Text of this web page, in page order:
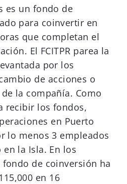
es un fondo de
para coinvertir en
que completan el
El FCITPR parea la
por los
de acciones o
la compañía. Como
recibir los fondos,
en Puerto
lo menos 3 empleados
la Isla. En los
fondo de coinversión ha
en 16